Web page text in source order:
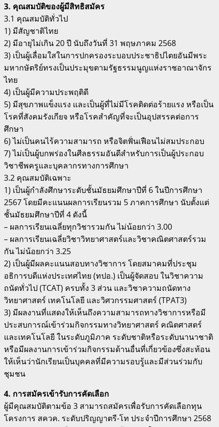
3. คุณสมบัติของผู้มีสิทธิสมัคร
3.1 คุณสมบัติทั่วไป
1) มีสัญชาติไทย
2) มีอายุไม่เกิน 20 ปี นับถึงวันที่ 31 พฤษภาคม 2568
3) เป็นผู้เลื่อมใสในการปกครองระบอบประชาธิปไตยอันมีพระ
มหากษัตริย์ทรงเป็นประมุขตามรัฐธรรมนูญแห่งราชอาณาจักร
ไทย
4) เป็นผู้มีความประพฤติดี
5) มีสุขภาพแข็งแรง และเป็นผู้ที่ไม่มีโรคติดต่อร้ายแรง หรือเป็น
โรคที่สังคมรังเกียจ หรือโรคสำคัญที่จะเป็นอุปสรรคต่อการ
ศึกษา
6) ไม่เป็นคนไร้ความสามารถ หรือจิตฟั่นเฟือนไม่สมประกอบ
7) ไม่เป็นผู้บกพร่องในศีลธรรมอันดีสำหรับการเป็นผู้ประกอบ
วิชาชีพครูและบุคลากรทางการศึกษา
3.2 คุณสมบัติเฉพาะ
1) เป็นผู้กำลังศึกษาระดับชั้นมัธยมศึกษาปีที่ 6 ในปีการศึกษา
2567 โดยมีคะแนนผลการเรียนรวม 5 ภาคการศึกษา นับตั้งแต่
ชั้นมัธยมศึกษาปีที่ 4 ดังนี้
– ผลการเรียนเฉลี่ยทุกวิชารวมกัน ไม่น้อยกว่า 3.00
– ผลการเรียนเฉลี่ยวิชาวิทยาศาสตร์และวิชาคณิตศาสตร์รวม
กัน ไม่น้อยกว่า 3.25
2) เป็นผู้มีผลคะแนนสอบทางวิชาการ โดยสมาคมที่ประชุม
อธิการบดีแห่งประเทศไทย (ทปอ.) เป็นผู้จัดสอบ ในวิชาความ
ถนัดทั่วไป (TCAT) ครบทั้ง 3 ส่วน และวิชาความถนัดทาง
วิทยาศาสตร์ เทคโนโลยี และวิศวกรรมศาสตร์ (TPAT3)
3) มีผลงานที่แสดงให้เห็นถึงความสามารถทางวิชาการหรือมี
ประสบการณ์เข้าร่วมกิจกรรมทางวิทยาศาสตร์ คณิตศาสตร์
และเทคโนโลยี ในระดับภูมิภาค ระดับชาติหรือระดับนานาชาติ
หรือมีผลงานการเข้าร่วมกิจกรรมด้านอื่นที่เกี่ยวข้องซึ่งสะท้อน
ให้เห็นว่านักเรียนเป็นบุคคลที่มีความรอบรู้และมีส่วนร่วมกับ
ชุมชน
4. การสมัครเข้ารับการคัดเลือก
ผู้มีคุณสมบัติตามข้อ 3 สามารถสมัครเพื่อรับการคัดเลือกทุน
โครงการ สควค. ระดับปริญญาตรี-โท ประจำปีการศึกษา 2568